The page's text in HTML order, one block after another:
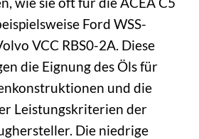
Ford WSS-
VCC RBS0-2A. Diese
die Eignung des Öls für
und die
Leistungskriterien der
Die niedrige